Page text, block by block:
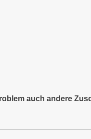
auch andere